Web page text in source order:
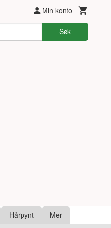
Min konto
Søk
Hårpynt Mer